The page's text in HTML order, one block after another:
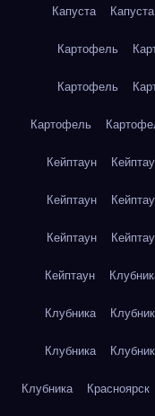
Капуста Капуста
Картофель
Картофель
Картофель
Кейптаун
Кейптаун
Кейптаун
Кейптаун
Клубника
Клубника
Клубника Красноярск